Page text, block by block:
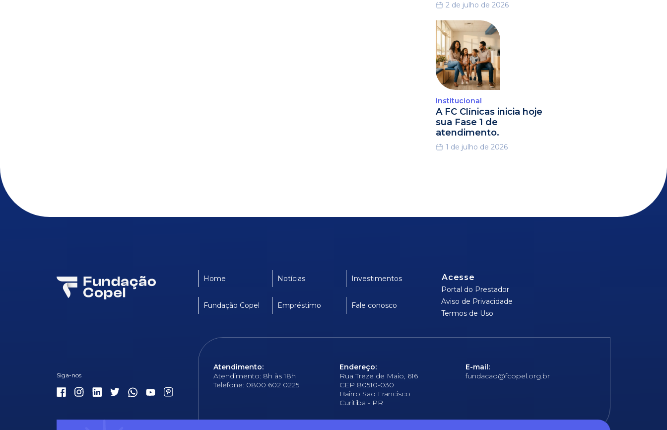
2 de julho de 2026
Institucional
A FC Clínicas inicia hoje
sua Fase 1 de
atendimento.
1 de julho de 2026
Home Notícias Investimentos
Fundação Copel Empréstimo Fale conosco
Acesse
Portal do Prestador
Aviso de Privacidade
Termos de Uso
Atendimento:
Atendimento: 8h às 18h
Telefone: 0800 602 0225
Endereço:
Rua Treze de Maio, 616
CEP 80510-030
Bairro São Francisco
Curitiba - PR
E-mail:
fundacao@fcopel.org.br